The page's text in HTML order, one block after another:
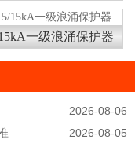
一级浪涌保护器
2026-08-06
2026-08-05